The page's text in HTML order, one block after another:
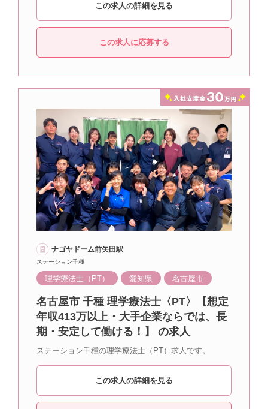
この求人の詳細を見る
この求人に応募する
ナゴヤドーム前矢田駅
ステーション千種
理学療法士（PT） 愛知県 名古屋市
名古屋市 千種 理学療法士〈PT〉【想定
年収413万以上・大手企業ならでは、長
期・安定して働ける！】 の求人
ステーション千種の理学療法士（PT）求人です。
この求人の詳細を見る